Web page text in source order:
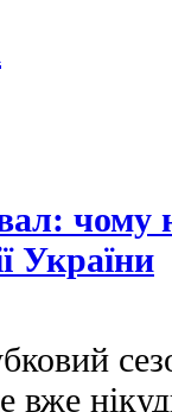
чому
України
вже